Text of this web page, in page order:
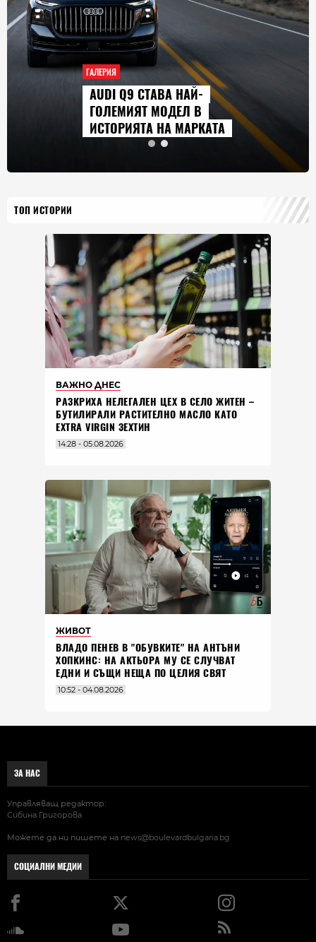
ГАЛЕРИЯ
AUDI Q9 СТАВА НАЙ-
ГОЛЕМИЯТ МОДЕЛ В
ИСТОРИЯТА НА МАРКАТА
ТОП ИСТОРИИ
ВАЖНО ДНЕС
РАЗКРИХА НЕЛЕГАЛЕН ЦЕХ В СЕЛО ЖИТЕН –
БУТИЛИРАЛИ РАСТИТЕЛНО МАСЛО КАТО
EXTRA VIRGIN ЗЕХТИН
14:28 - 05.08.2026
ЖИВОТ
ВЛАДO ПЕНЕВ В "ОБУВКИТЕ" НА АНТЪНИ
ХОПКИНС: НА АКТЬОРА МУ СЕ СЛУЧВАТ
ЕДНИ И СЪЩИ НЕЩА ПО ЦЕЛИЯ СВЯТ
10:52 - 04.08.2026
ЗА НАС
Управляващ редактор:
Сибина Григорова
Можете да ни пишете на news@boulevardbulgaria.bg
СОЦИАЛНИ МЕДИИ